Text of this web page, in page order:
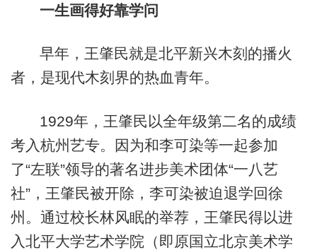
一生画得好靠学问
早年，王肇民就是北平新兴木刻的播火
者，是现代木刻界的热血青年。
1929年，王肇民以全年级第二名的成绩
考入杭州艺专。因为和李可染等一起参加
了“左联”领导的著名进步美术团体“一八艺
社”，王肇民被开除，李可染被迫退学回徐
州。通过校长林风眠的举荐，王肇民得以进
入北平大学艺术学院（即原国立北京美术学